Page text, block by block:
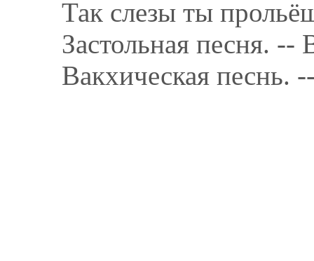
Так слезы ты
Застольная песня. --
Вакхическая песнь.